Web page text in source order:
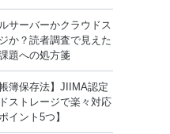
サーバーかクラウドス
か？読者調査で見えた
題への処方箋
帳簿保存法】JIIMA認定
ストレージで楽々対応
イント5つ】